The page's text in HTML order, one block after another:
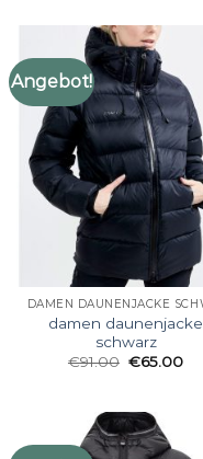
Angebot!
damen daunenjacke
schwarz
€91.00 €65.00